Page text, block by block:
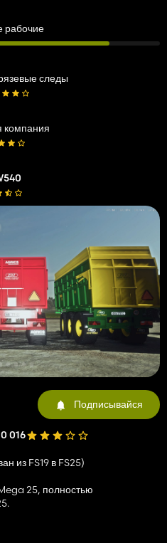
Подписывайся
016
из FS19 в FS25)
25, полностью
рабочие
следы
компания